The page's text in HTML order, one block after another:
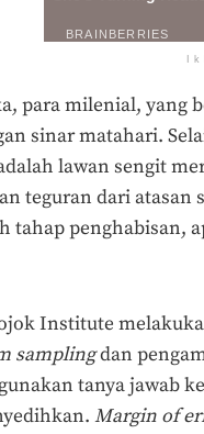
para milenial, yang
sinar matahari.
lawan sengit
teguran dari atasan
tahap penghabisan,
Institute
samplingdan
tanya jawab
Margin of